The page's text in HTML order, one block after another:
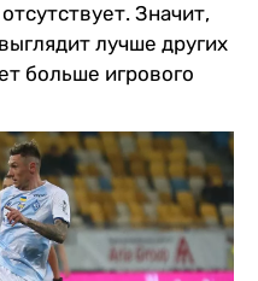
Значит,
лучше других
больше игрового